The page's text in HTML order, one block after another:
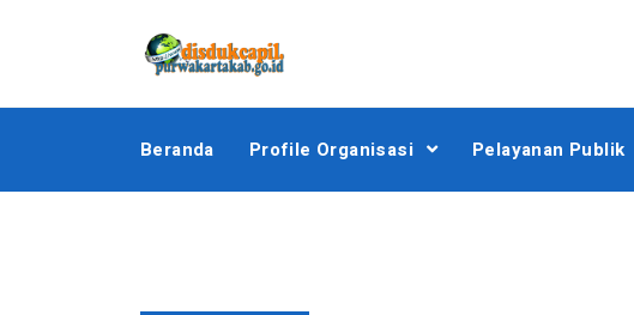
Beranda Profile Organisasi Pelayanan Publik